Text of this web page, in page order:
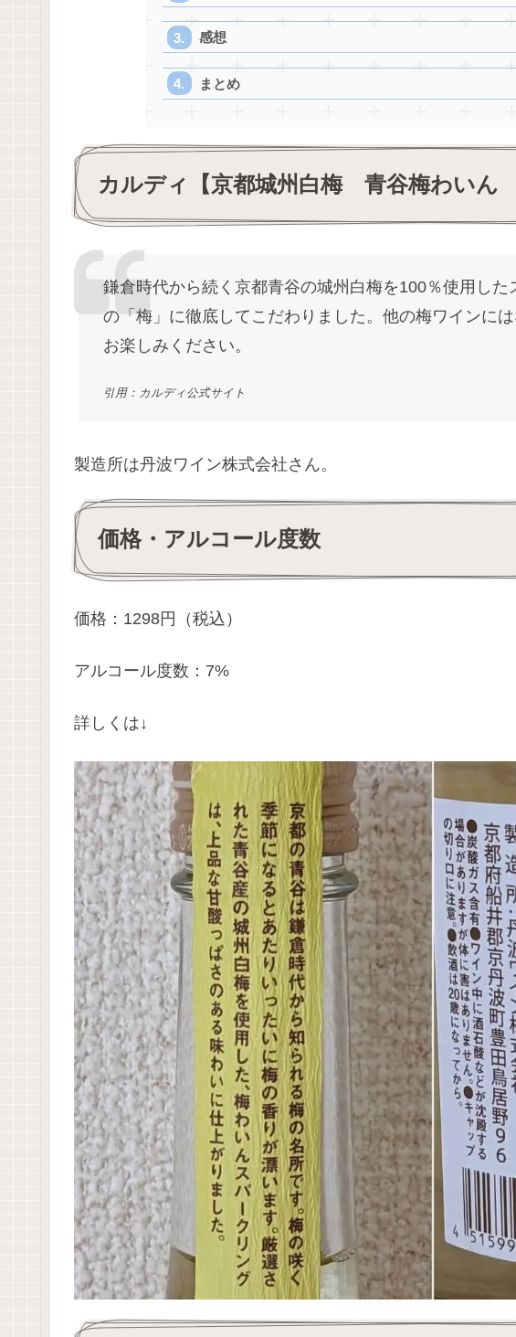
感想
まとめ
カルディ【京都城州白梅 青谷梅わいん
鎌倉時代から続く京都青谷の城州白梅を100％使用し
の「梅」に徹底してこだわりました。他の梅ワインに
お楽しみください。
引用：カルディ公式サイト
製造所は丹波ワイン株式会社さん。
価格・アルコール度数
価格：1298円（税込）
アルコール度数：7%
詳しくは↓